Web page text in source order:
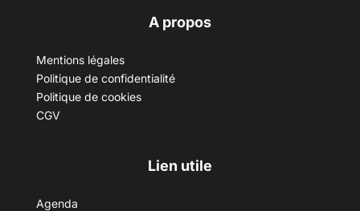
A propos
Mentions légales
Politique de confidentialité
Politique de cookies
CGV
Lien utile
Agenda